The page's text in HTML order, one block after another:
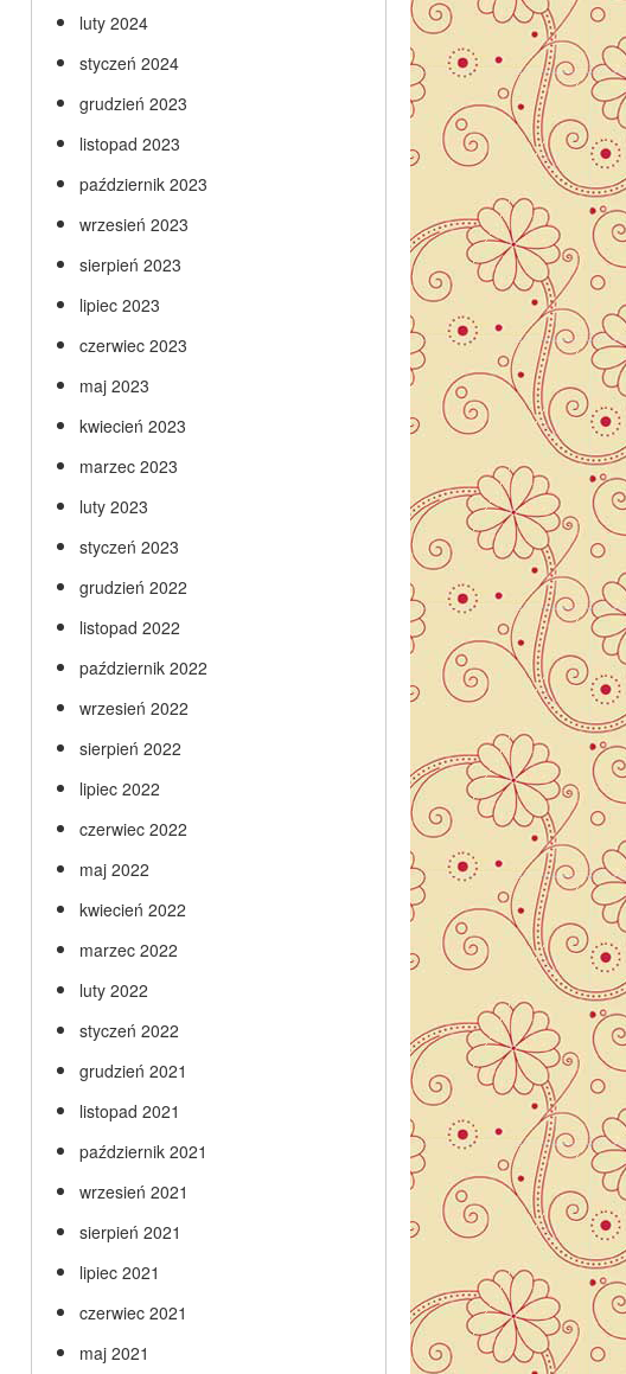
luty 2024
styczeń 2024
grudzień 2023
listopad 2023
październik 2023
wrzesień 2023
sierpień 2023
lipiec 2023
czerwiec 2023
maj 2023
kwiecień 2023
marzec 2023
luty 2023
styczeń 2023
grudzień 2022
listopad 2022
październik 2022
wrzesień 2022
sierpień 2022
lipiec 2022
czerwiec 2022
maj 2022
kwiecień 2022
marzec 2022
luty 2022
styczeń 2022
grudzień 2021
listopad 2021
październik 2021
wrzesień 2021
sierpień 2021
lipiec 2021
czerwiec 2021
maj 2021